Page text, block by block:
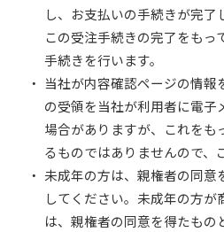
し、お支払いの手続きが完了
この受注手続きの完了をもっ
手続きを行います。
当社が内容確認ページの情報
の受領を当社が利用者に電子
場合がありますが、これをも
るものではありませんので、
未成年の方は、親権者の同意
してください。未成年の方が
は、親権者の同意を得たもの